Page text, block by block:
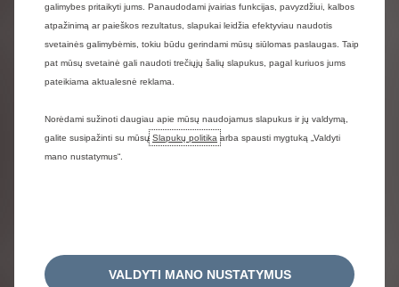
galimybes pritaikyti jums. Panaudodami įvairias funkcijas, pavyzdžiui, kalbos
atpažinimą ar paieškos rezultatus, slapukai leidžia efektyviau naudotis
svetainės galimybėmis, tokiu būdu gerindami mūsų siūlomas paslaugas. Taip
pat mūsų svetainė gali naudoti trečiųjų šalių slapukus, pagal kuriuos jums
pateikiama aktualesnė reklama.
Norėdami sužinoti daugiau apie mūsų naudojamus slapukus ir jų valdymą,
galite susipažinti su mūsų Slapukų politika arba spausti mygtuką „Valdyti
mano nustatymus“.
VALDYTI MANO NUSTATYMUS